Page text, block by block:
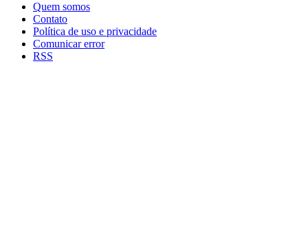
Quem somos
Contato
Política de uso e privacidade
Comunicar error
RSS